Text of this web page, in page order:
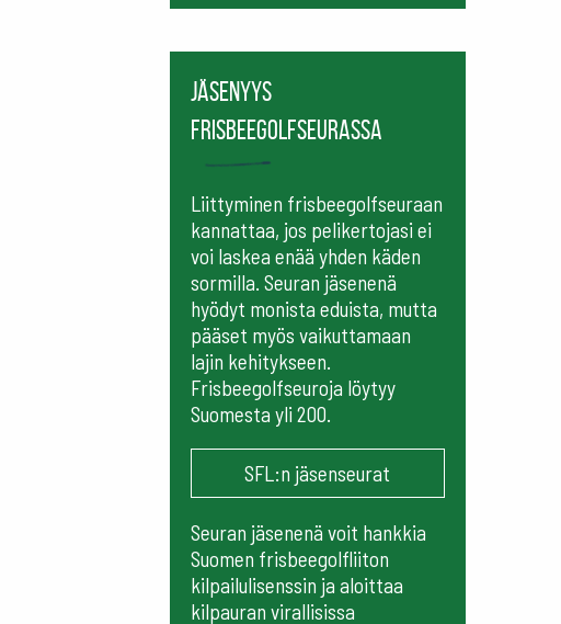
Jäsenyys
frisbeegolfseurassa
Liittyminen frisbeegolfseuraan
kannattaa, jos pelikertojasi ei
voi laskea enää yhden käden
sormilla. Seuran jäsenenä
hyödyt monista eduista, mutta
pääset myös vaikuttamaan
lajin kehitykseen.
Frisbeegolfseuroja löytyy
Suomesta yli 200.
SFL:n jäsenseurat
Seuran jäsenenä voit hankkia
Suomen frisbeegolfliiton
kilpailulisenssin ja aloittaa
kilpauran virallisissa